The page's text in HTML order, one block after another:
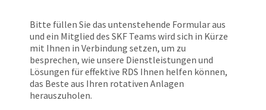
Bitte füllen Sie das untenstehende Formular aus
und ein Mitglied des SKF Teams wird sich in Kürze
mit Ihnen in Verbindung setzen, um zu
besprechen, wie unsere Dienstleistungen und
Lösungen für effektive RDS Ihnen helfen können,
das Beste aus Ihren rotativen Anlagen
herauszuholen.